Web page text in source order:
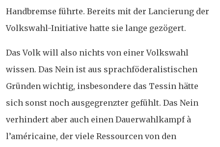
Handbremse führte. Bereits mit der Lancierung der
Volkswahl-Initiative hatte sie lange gezögert.
Das Volk will also nichts von einer Volkswahl
wissen. Das Nein ist aus sprachföderalistischen
Gründen wichtig, insbesondere das Tessin hätte
sich sonst noch ausgegrenzter gefühlt. Das Nein
verhindert aber auch einen Dauerwahlkampf à
l’américaine, der viele Ressourcen von den